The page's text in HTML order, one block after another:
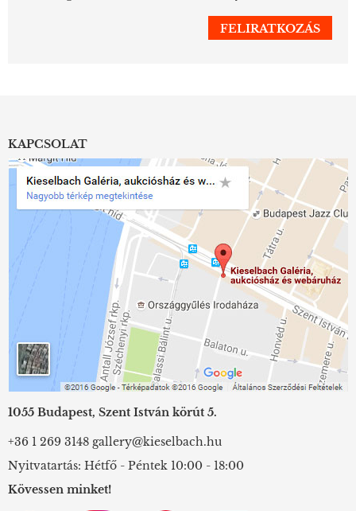
KAPCSOLAT
1055 Budapest, Szent István körút 5.
+36 1 269 3148 gallery@kieselbach.hu
Nyitvatartás: Hétfő - Péntek 10:00 - 18:00
Kövessen minket!